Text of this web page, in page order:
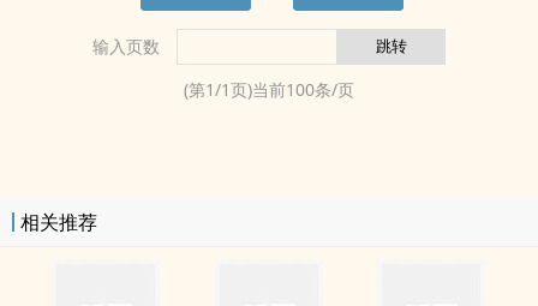
输入页数
(第1/1页)当前100条/页
相关推荐